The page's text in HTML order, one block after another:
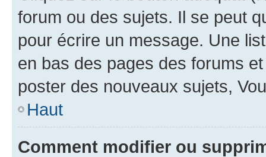
forum ou des sujets. Il se peut
pour écrire un message. Une
en bas des pages des forums
poster des nouveaux sujets,
Haut
Comment modifier ou